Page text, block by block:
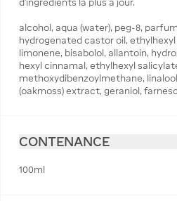
d'ingrédients la plus à jour.
alcohol, aqua (water), peg-8,
hydrogenated castor oil,
limonene, bisabolol, allantoin,
hexyl cinnamal, ethylhexyl
methoxydibenzoylmethane,
(oakmoss) extract, geraniol,
CONTENANCE
100ml